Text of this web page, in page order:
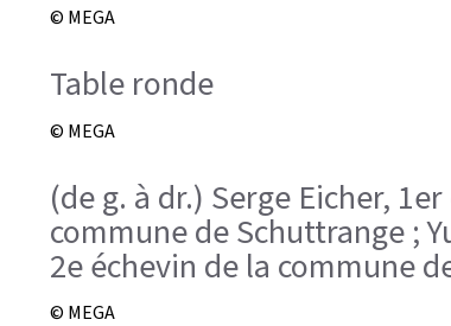
© MEGA
Table ronde
© MEGA
(de g. à dr.) Serge Eicher,
commune de Schuttrange ;
2e échevin de la commune
© MEGA